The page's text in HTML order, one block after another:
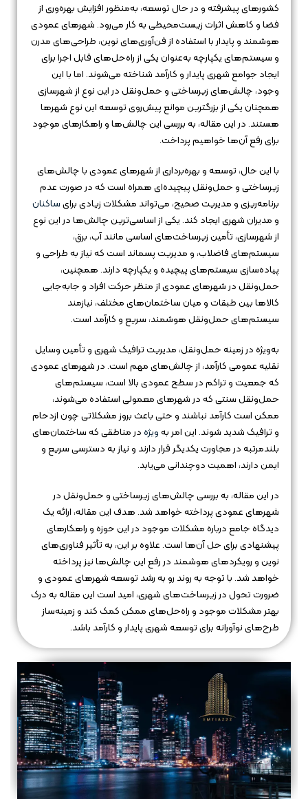
کشورهای پیشرفته و در حال توسعه، به‌منظور افزایش بهره‌وری از
فضا و کاهش اثرات زیست‌محیطی به کار می‌رود. شهرهای عمودی
هوشمند و پایدار با استفاده از فن‌آوری‌های نوین، طراحی‌های مدرن
و سیستم‌های یکپارچه به‌عنوان یکی از راه‌حل‌های قابل اجرا برای
ایجاد جوامع شهری پایدار و کارآمد شناخته می‌شوند. اما با این
وجود، چالش‌های زیرساختی و حمل‌ونقل در این نوع از شهرسازی
همچنان یکی از بزرگترین موانع پیش‌روی توسعه این نوع شهرها
هستند. در این مقاله، به بررسی این چالش‌ها و راهکارهای موجود
برای رفع آن‌ها خواهیم پرداخت.
با این حال، توسعه و بهره‌برداری از شهرهای عمودی با چالش‌های
زیرساختی و حمل‌ونقل پیچیده‌ای همراه است که در صورت عدم
برنامه‌ریزی و مدیریت صحیح، می‌تواند مشکلات زیادی برایساکنان
و مدیران شهری ایجاد کند. یکی از اساسی‌ترین چالش‌ها در این نوع
از شهرسازی، تأمین زیرساخت‌های اساسی مانند آب، برق،
سیستم‌های فاضلاب، و مدیریت پسماند است که نیاز به طراحی و
پیاده‌سازی سیستم‌های پیچیده و یکپارچه دارند. همچنین،
حمل‌ونقل در شهرهای عمودی از منظر حرکت افراد و جابه‌جایی
کالاها بین طبقات و میان ساختمان‌های مختلف، نیازمند
سیستم‌های حمل‌ونقل هوشمند، سریع و کارآمد است.
به‌ویژه در زمینه حمل‌ونقل، مدیریت ترافیک شهری و تأمین وسایل
نقلیه عمومی کارآمد، از چالش‌های مهم است. در شهرهای عمودی
که جمعیت و تراکم در سطح عمودی بالا است، سیستم‌های
حمل‌ونقل سنتی که در شهرهای معمولی استفاده می‌شوند،
ممکن است کارآمد نباشند و حتی باعث بروز مشکلاتی چون ازدحام
و ترافیک شدید شوند. این امر بهویژهدر مناطقی که ساختمان‌های
بلندمرتبه در مجاورت یکدیگر قرار دارند و نیاز به دسترسی سریع و
ایمن دارند، اهمیت دوچندانی می‌یابد.
در این مقاله، به بررسی چالش‌های زیرساختی و حمل‌ونقل در
شهرهای عمودی پرداخته خواهد شد. هدف این مقاله، ارائه یک
دیدگاه جامع درباره مشکلات موجود در این حوزه و راهکارهای
پیشنهادی برای حل آن‌ها است. علاوه بر این، به تأثیر فناوری‌های
نوین و رویکردهای هوشمند در رفع این چالش‌ها نیز پرداخته
خواهد شد. با توجه به روند رو به رشد توسعه شهرهای عمودی و
ضرورت تحول در زیرساخت‌های شهری، امید است این مقاله به درک
بهتر مشکلات موجود و راه‌حل‌های ممکن کمک کند و زمینه‌ساز
طرح‌های نوآورانه برای توسعه شهری پایدار و کارآمد باشد.